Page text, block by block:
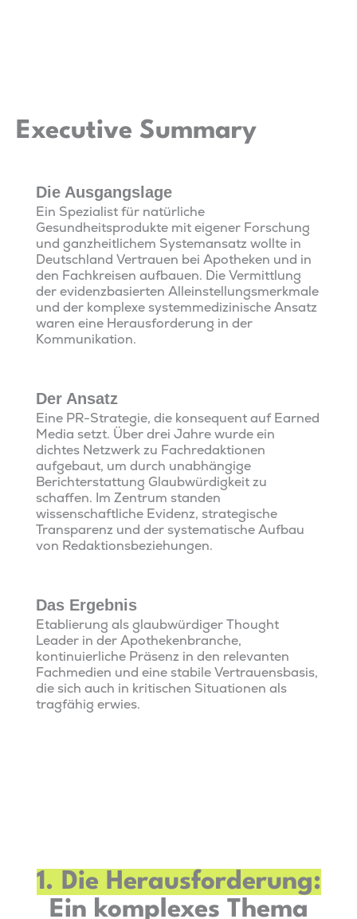
Executive Summary
Die Ausgangslage
Ein Spezialist für natürliche
Gesundheitsprodukte mit eigener Forschung
und ganzheitlichem Systemansatz wollte in
Deutschland Vertrauen bei Apotheken und in
den Fachkreisen aufbauen. Die Vermittlung
der evidenzbasierten Alleinstellungsmerkmale
und der komplexe systemmedizinische Ansatz
waren eine Herausforderung in der
Kommunikation.
Der Ansatz
Eine PR-Strategie, die konsequent auf Earned
Media setzt. Über drei Jahre wurde ein
dichtes Netzwerk zu Fachredaktionen
aufgebaut, um durch unabhängige
Berichterstattung Glaubwürdigkeit zu
schaffen. Im Zentrum standen
wissenschaftliche Evidenz, strategische
Transparenz und der systematische Aufbau
von Redaktionsbeziehungen.
Das Ergebnis
Etablierung als glaubwürdiger Thought
Leader in der Apothekenbranche,
kontinuierliche Präsenz in den relevanten
Fachmedien und eine stabile Vertrauensbasis,
die sich auch in kritischen Situationen als
tragfähig erwies.
1. Die Herausforderung:
Ein komplexes Thema